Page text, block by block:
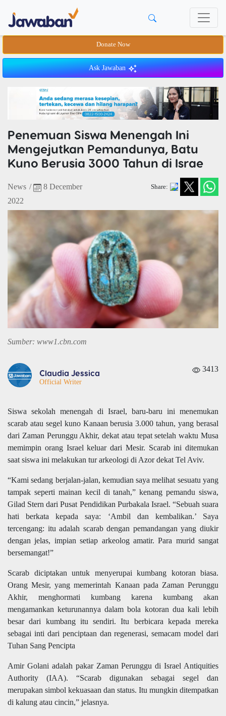
Donate Now
Ask Jawaban
Penemuan Siswa Menengah Ini
Mengejutkan Pemandunya, Batu
Kuno Berusia 3000 Tahun di Israe
News /
8 December
2022
Share:
Sumber: www1.cbn.com
Claudia Jessica
Official Writer
3413
Siswa sekolah menengah di Israel, baru-baru ini menemukan
scarab atau segel kuno Kanaan berusia 3.000 tahun, yang berasal
dari Zaman Perunggu Akhir, dekat atau tepat setelah waktu Musa
memimpin orang Israel keluar dari Mesir. Scarab ini ditemukan
saat siswa ini melakukan tur arkeologi di Azor dekat Tel Aviv.
“Kami sedang berjalan-jalan, kemudian saya melihat sesuatu yang
tampak seperti mainan kecil di tanah,” kenang pemandu siswa,
Gilad Stern dari Pusat Pendidikan Purbakala Israel. “Sebuah suara
hati berkata kepada saya: ‘Ambil dan kembalikan.’ Saya
tercengang: itu adalah scarab dengan pemandangan yang diukir
dengan jelas, impian setiap arkeolog amatir. Para murid sangat
bersemangat!”
Scarab diciptakan untuk menyerupai kumbang kotoran biasa.
Orang Mesir, yang memerintah Kanaan pada Zaman Perunggu
Akhir, menghormati kumbang karena kumbang akan
mengamankan keturunannya dalam bola kotoran dua kali lebih
besar dari kumbang itu sendiri. Itu berbicara kepada mereka
sebagai inti dari penciptaan dan regenerasi, semacam model dari
Tuhan Sang Pencipta
Amir Golani adalah pakar Zaman Perunggu di Israel Antiquities
Authority (IAA). “Scarab digunakan sebagai segel dan
merupakan simbol kekuasaan dan status. Itu mungkin ditempatkan
di kalung atau cincin,” jelasnya.